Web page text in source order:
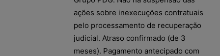
ações sobre inexecuções contratuais
pelo processamento de recuperação
judicial. Atraso confirmado (de 3
meses). Pagamento antecipado com